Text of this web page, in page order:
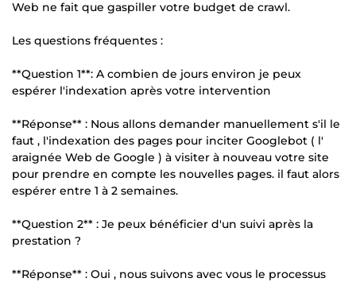
Web ne fait que gaspiller votre budget de crawl.
Les questions fréquentes :
**Question 1**: A combien de jours environ je peux
espérer l'indexation après votre intervention
**Réponse** : Nous allons demander manuellement s'il le
faut , l'indexation des pages pour inciter Googlebot ( l'
araignée Web de Google ) à visiter à nouveau votre site
pour prendre en compte les nouvelles pages. il faut alors
espérer entre 1 à 2 semaines.
**Question 2** : Je peux bénéficier d'un suivi après la
prestation ?
**Réponse** : Oui , nous suivons avec vous le processus